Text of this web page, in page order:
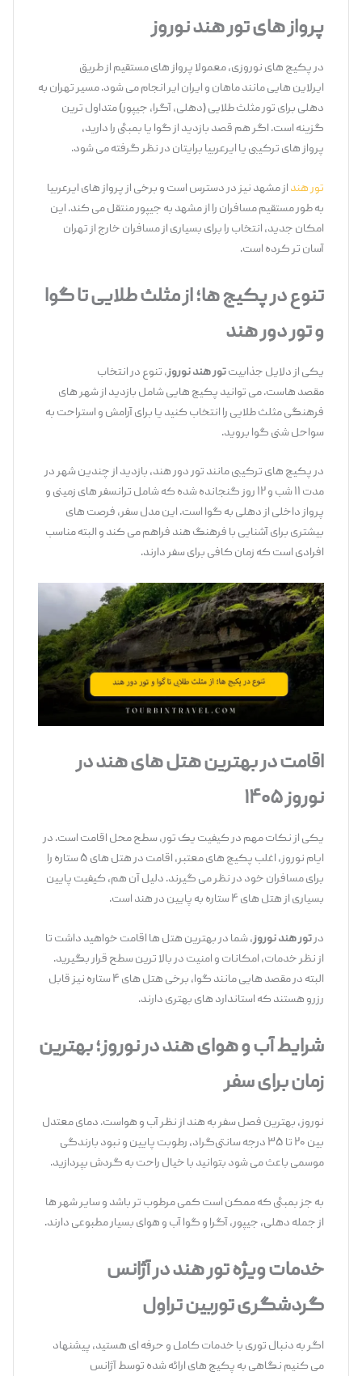
پروازهای تور هند نوروز
در پکیج‌ های نوروزی، معمولا پرواز های مستقیم از طریق
ایرلاین ‌هایی مانند ماهان و ایران ‌ایر انجام می‌ شود. مسیر تهران به
دهلی برای تور مثلث طلایی (دهلی، آگرا، جیپور) متداول ‌ترین
گزینه است. اگر هم قصد بازدید از گوا یا بمبئی را دارید،
پرواز های ترکیبی یا ایرعربیا برایتان در نظر گرفته می ‌شود.
تور هنداز مشهد نیز در دسترس است و برخی از پرواز های ایرعربیا
به ‌طور مستقیم مسافران را از مشهد به جیپور منتقل می‌ کند. این
امکان جدید، انتخاب را برای بسیاری از مسافران خارج از تهران
آسان ‌تر کرده است.
تنوع در پکیج‌ها؛ از مثلث طلایی تا گوا
و تور دور هند
یکی از دلایل جذابیتتور هند نوروز، تنوع در انتخاب
مقصد هاست. می ‌توانید پکیج‌ هایی شامل بازدید از شهر های
فرهنگی مثلث طلایی را انتخاب کنید یا برای آرامش و استراحت به
سواحل شنی گوا بروید.
در پکیج ‌های ترکیبی مانند تور دور هند، بازدید از چندین شهر در
مدت ۱۱ شب و ۱۲ روز گنجانده شده که شامل ترانسفر های زمینی و
پرواز داخلی از دهلی به گوا است. این مدل سفر، فرصت‌ های
بیشتری برای آشنایی با فرهنگ هند فراهم می ‌کند و البته مناسب
افرادی است که زمان کافی برای سفر دارند.
اقامت در بهترین هتل‌های هند در
نوروز ۱۴۰۵
یکی از نکات مهم در کیفیت یک تور، سطح محل اقامت است. در
ایام نوروز، اغلب پکیج‌ های معتبر، اقامت در هتل ‌های ۵ ستاره را
برای مسافران خود در نظر می ‌گیرند. دلیل آن هم، کیفیت پایین
بسیاری از هتل‌ های ۴ ستاره به پایین در هند است.
تور هند نوروز، شما در بهترین هتل ‌ها اقامت خواهید داشت تا
از نظر خدمات، امکانات و امنیت در بالا ترین سطح قرار بگیرید.
البته در مقصد هایی مانند گوا، برخی هتل‌ های ۴ ستاره نیز قابل
رزرو هستند که استاندارد های بهتری دارند.
شرایط آب‌وهوای هند در نوروز؛ بهترین
زمان برای سفر
نوروز، بهترین فصل سفر به هند از نظر آب ‌و هواست. دمای معتدل
بین ۲۰ تا ۳۵ درجه سانتی‌گراد، رطوبت پایین و نبود بارندگی
موسمی باعث می ‌شود بتوانید با خیال راحت به گردش بپردازید.
به جز بمبئی که ممکن است کمی مرطوب ‌تر باشد و سایر شهر ها
از جمله دهلی، جیپور، آگرا و گوا آب ‌و هوای بسیار مطبوعی دارند.
خدمات ویژه تور هند در آژانس
گردشگری توربین تراول
اگر به دنبال توری با خدمات کامل و حرفه ‌ای هستید، پیشنهاد
می ‌کنیم نگاهی به پکیج‌ های ارائه‌ شده توسط آژانس